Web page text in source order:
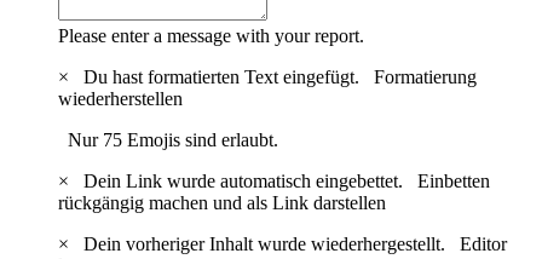
Please enter a message with your report.
×
Du hast formatierten Text eingefügt. Formatierung
wiederherstellen
Nur 75 Emojis sind erlaubt.
×
Dein Link wurde automatisch eingebettet. Einbetten
rückgängig machen und als Link darstellen
×
Dein vorheriger Inhalt wurde wiederhergestellt. Editor